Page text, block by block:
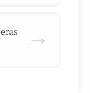
→